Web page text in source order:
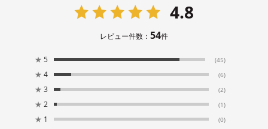
4.8
レビュー件数： 54件
★ 5 (45)
★ 4 (6)
★ 3 (2)
★ 2 (1)
★ 1 (0)